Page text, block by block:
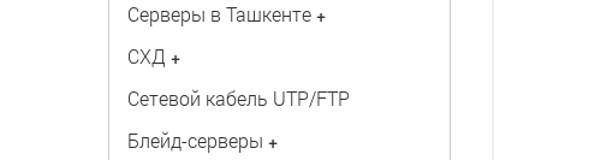
Серверы в Ташкенте +
СХД +
Сетевой кабель UTP/FTP
Блейд-серверы +